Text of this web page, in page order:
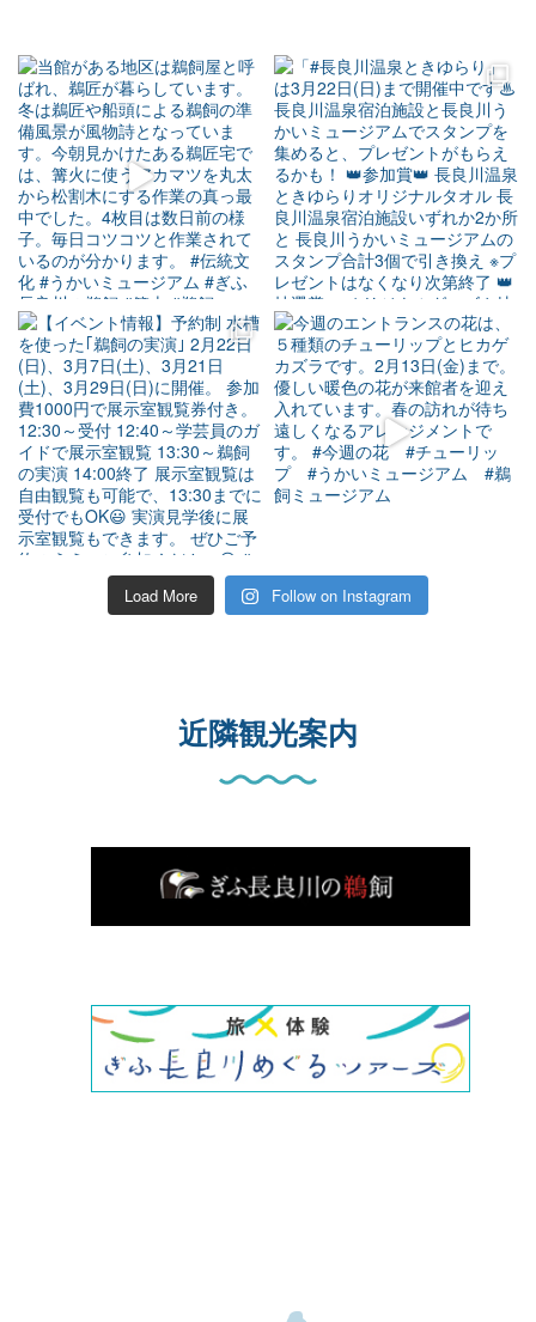
Load More Follow on Instagram
近隣観光案内